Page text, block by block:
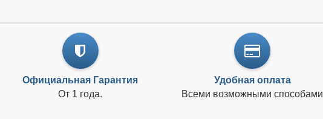
Официальная Гарантия
От 1 года.
Удобная оплата
Всеми возможными способами